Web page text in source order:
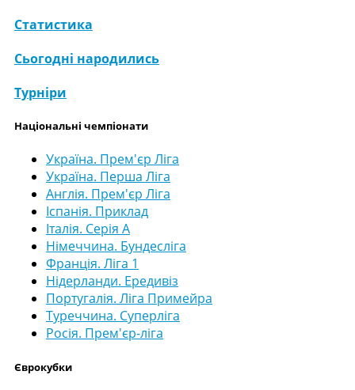
Статистика
Сьогодні народились
Турніри
Національні чемпіонати
Україна. Прем'єр Ліга
Україна. Перша Ліга
Англія. Прем'єр Ліга
Іспанія. Приклад
Італія. Серія А
Німеччина. Бундесліга
Франція. Ліга 1
Нідерланди. Ередивіз
Португалія. Ліга Примейра
Туреччина. Суперліга
Росія. Прем'єр-ліга
Єврокубки